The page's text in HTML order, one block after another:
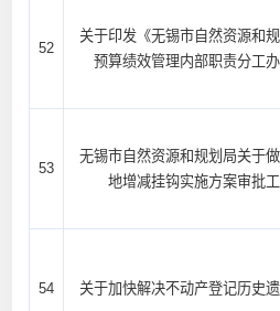
52
关于印发《无锡市自然资源和
预算绩效管理内部职责分工
53
无锡市自然资源和规划局关于
地增减挂钩实施方案审批
54 关于加快解决不动产登记历史